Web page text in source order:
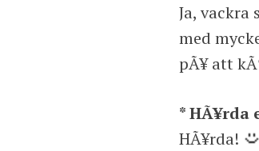
Ja,
med
pÃ¥ att
* HÃ¥rda
HÃ¥rda!